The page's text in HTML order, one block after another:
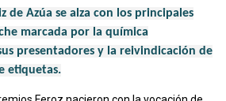
de Azúa se alza con los principales
marcada por la química
presentadores y la reivindicación de
etiquetas.